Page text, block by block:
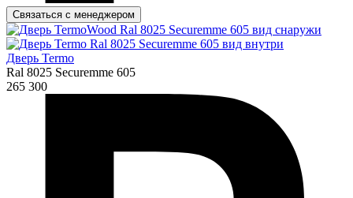
Связаться с менеджером
Дверь Termo
Ral 8025 Securemme 605
265 300